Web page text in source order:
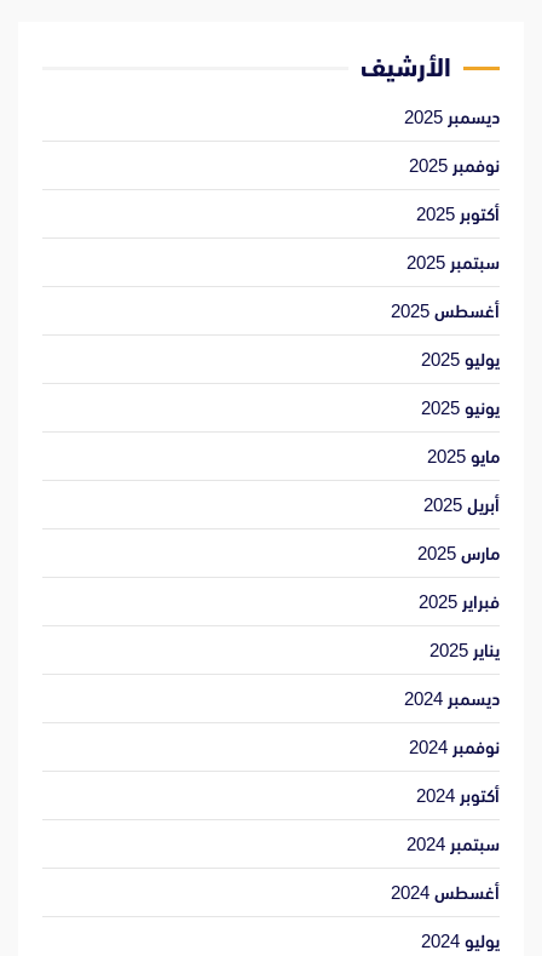
الأرشيف
ديسمبر 2025
نوفمبر 2025
أكتوبر 2025
سبتمبر 2025
أغسطس 2025
يوليو 2025
يونيو 2025
مايو 2025
أبريل 2025
مارس 2025
فبراير 2025
يناير 2025
ديسمبر 2024
نوفمبر 2024
أكتوبر 2024
سبتمبر 2024
أغسطس 2024
يوليو 2024